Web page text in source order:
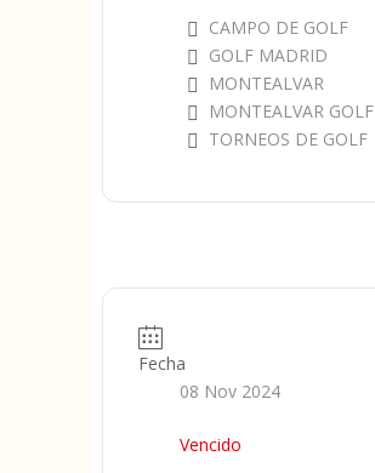
CAMPO DE GOLF
GOLF MADRID
MONTEALVAR
MONTEALVAR GOLF
TORNEOS DE GOLF
Fecha
08 Nov 2024
Vencido